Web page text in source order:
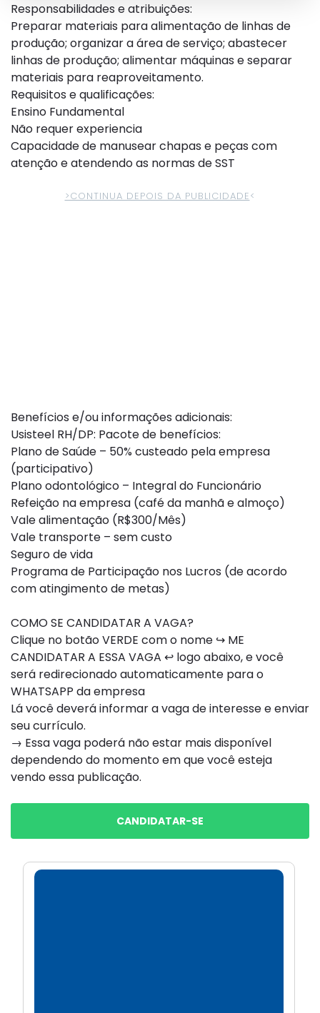
Responsabilidades e atribuições:
Preparar materiais para alimentação de linhas de
produção; organizar a área de serviço; abastecer
linhas de produção; alimentar máquinas e separar
materiais para reaproveitamento.
Requisitos e qualificações:
Ensino Fundamental
Não requer experiencia
Capacidade de manusear chapas e peças com
atenção e atendendo as normas de SST
>CONTINUA DEPOIS DA PUBLICIDADE<
Benefícios e/ou informações adicionais:
Usisteel RH/DP: Pacote de benefícios:
Plano de Saúde – 50% custeado pela empresa
(participativo)
Plano odontológico – Integral do Funcionário
Refeição na empresa (café da manhã e almoço)
Vale alimentação (R$300/Mês)
Vale transporte – sem custo
Seguro de vida
Programa de Participação nos Lucros (de acordo
com atingimento de metas)
COMO SE CANDIDATAR A VAGA?
Clique no botão VERDE com o nome ↪ ME
CANDIDATAR A ESSA VAGA ↩ logo abaixo, e você
será redirecionado automaticamente para o
WHATSAPP da empresa
Lá você deverá informar a vaga de interesse e enviar
seu currículo.
→ Essa vaga poderá não estar mais disponível
dependendo do momento em que você esteja
vendo essa publicação.
CANDIDATAR-SE